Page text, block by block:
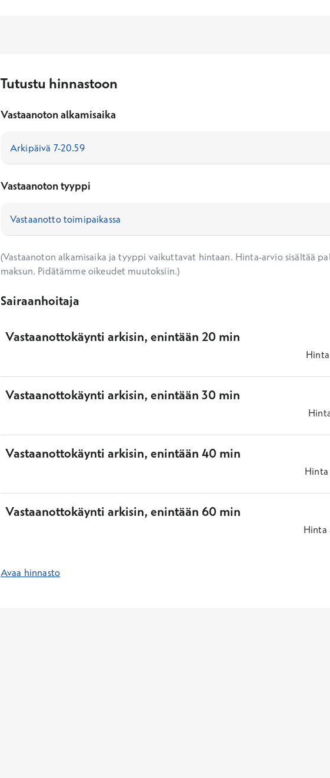
Tutustu hinnastoon
Vastaanoton alkamisaika
Vastaanoton tyyppi
(Vastaanoton alkamisaika ja tyyppi vaikuttavat hintaan. Hinta-arvio sisältää
maksun. Pidätämme oikeudet muutoksiin.)
Sairaanhoitaja
Vastaanottokäynti arkisin, enintään 20 min
Hinta
Vastaanottokäynti arkisin, enintään 30 min
Vastaanottokäynti arkisin, enintään 40 min
Hinta
Vastaanottokäynti arkisin, enintään 60 min
Hinta
Avaa hinnasto